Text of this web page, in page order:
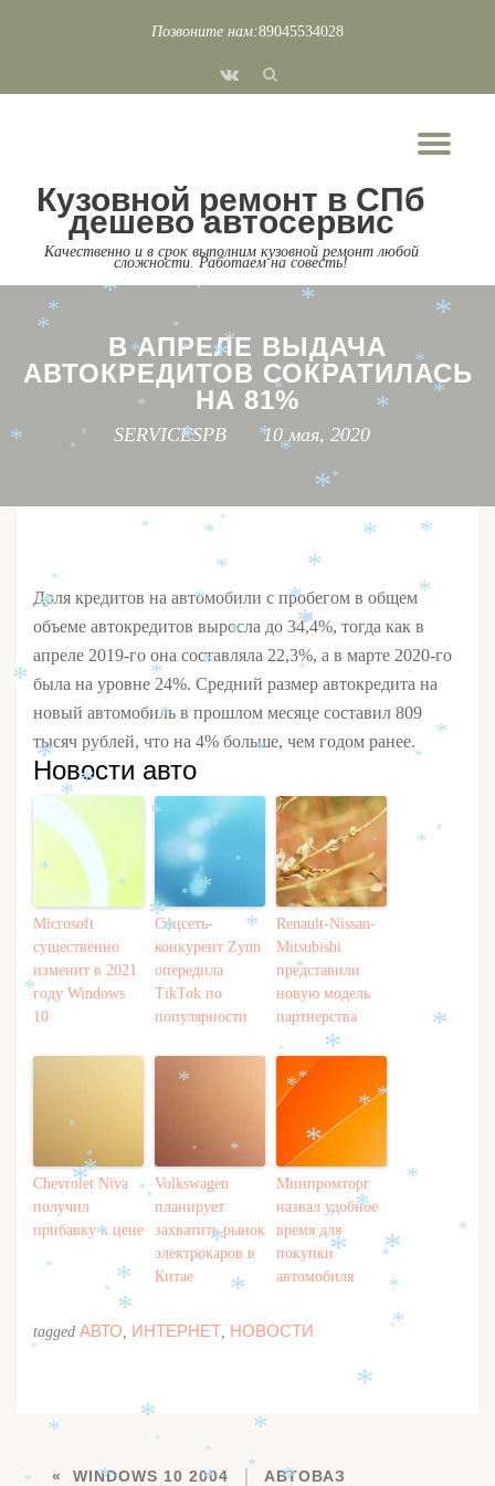
Позвоните нам:89045534028
fa-
Кузовной ремонт в СПб
дешево автосервис
Качественно и в срок выполним кузовной ремонт любой
сложности. Работаем на совесть!
В АПРЕЛЕ ВЫДАЧА
АВТОКРЕДИТОВ СОКРАТИЛАСЬ
НА 81%
SERVICESPB 10 мая, 2020
Доля кредитов на автомобили с пробегом в общем
объеме автокредитов выросла до 34,4%, тогда как в
апреле 2019-го она составляла 22,3%, а в марте 2020-го
была на уровне 24%. Средний размер автокредита на
новый автомобиль в прошлом месяце составил 809
тысяч рублей, что на 4% больше, чем годом ранее.
Новости авто
Microsoft
существенно
изменит в 2021
году Windows
10
Соцсеть-
конкурент Zynn
опередила
TikTok по
популярности
Renault-Nissan-
Mitsubishi
представили
новую модель
партнерства
Chevrolet Niva
получил
прибавку к цене
Volkswagen
планирует
захватить рынок
электрокаров в
Китае
Минпромторг
назвал удобное
время для
покупки
автомобиля
tagged АВТО, ИНТЕРНЕТ, НОВОСТИ
WINDOWS 10 2004
АВТОВАЗ
*
*
*
*
*
*
*
*
*
*
*
*
*
*
*
*
*
*
*
*
*
*
*
*
*
*
*
*
*
*
*
*
*
*
*
*
*
* *
*
*
*
*
*
*
*
*
*
*
*
*
*
*
*
*
*
*
*
*
*
*
*
*
*
*
*
*
*
*
*
*
*
* *
*
*
*
*
*
*
*
*
*
*
*
*
*
*
*
*
*
*
*
*
*
*
*
*
*
*
*
* *
*
*
*
*
*
*
*
*
*
*
*
*
*
*
*
*